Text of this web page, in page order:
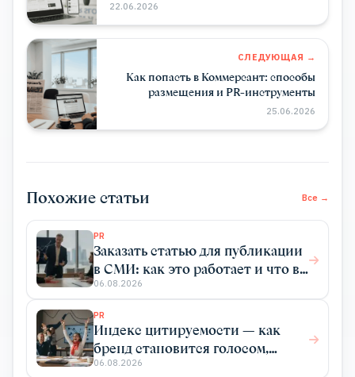
22.06.2026
СЛЕДУЮЩАЯ →
Как попасть в Коммерсант: способы
размещения и PR-инструменты
25.06.2026
Похожие статьи Все →
PR
Заказать статью для публикации
в СМИ: как это работает и что вы
получаете
06.08.2026
PR
Индекс цитируемости — как
бренд становится голосом,
который цитируют
06.08.2026